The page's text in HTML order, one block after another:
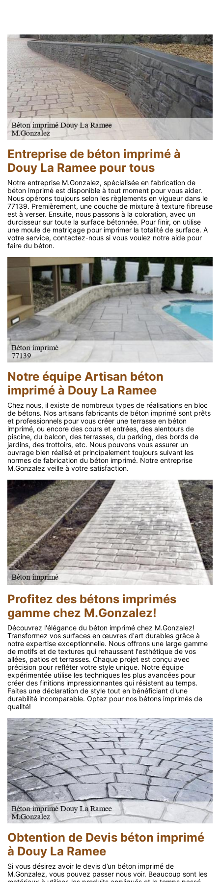
Entreprise de béton imprimé à
Douy La Ramee pour tous
Notre entreprise M.Gonzalez, spécialisée en fabrication de
béton imprimé est disponible à tout moment pour vous aider.
Nous opérons toujours selon les règlements en vigueur dans le
77139. Premièrement, une couche de mixture à texture fibreuse
est à verser. Ensuite, nous passons à la coloration, avec un
durcisseur sur toute la surface bétonnée. Pour finir, on utilise
une moule de matriçage pour imprimer la totalité de surface. A
votre service, contactez-nous si vous voulez notre aide pour
faire du béton.
Notre équipe Artisan béton
imprimé à Douy La Ramee
Chez nous, il existe de nombreux types de réalisations en bloc
de bétons. Nos artisans fabricants de béton imprimé sont prêts
et professionnels pour vous créer une terrasse en béton
imprimé, ou encore des cours et entrées, des alentours de
piscine, du balcon, des terrasses, du parking, des bords de
jardins, des trottoirs, etc. Nous pouvons vous assurer un
ouvrage bien réalisé et principalement toujours suivant les
normes de fabrication du béton imprimé. Notre entreprise
M.Gonzalez veille à votre satisfaction.
Profitez des bétons imprimés
gamme chez M.Gonzalez!
Découvrez l'élégance du béton imprimé chez M.Gonzalez!
Transformez vos surfaces en œuvres d'art durables grâce à
notre expertise exceptionnelle. Nous offrons une large gamme
de motifs et de textures qui rehaussent l'esthétique de vos
allées, patios et terrasses. Chaque projet est conçu avec
précision pour refléter votre style unique. Notre équipe
expérimentée utilise les techniques les plus avancées pour
créer des finitions impressionnantes qui résistent au temps.
Faites une déclaration de style tout en bénéficiant d'une
durabilité incomparable. Optez pour nos bétons imprimés de
qualité!
Obtention de Devis béton imprimé
à Douy La Ramee
Si vous désirez avoir le devis d’un béton imprimé de
M.Gonzalez, vous pouvez passer nous voir. Beaucoup sont les